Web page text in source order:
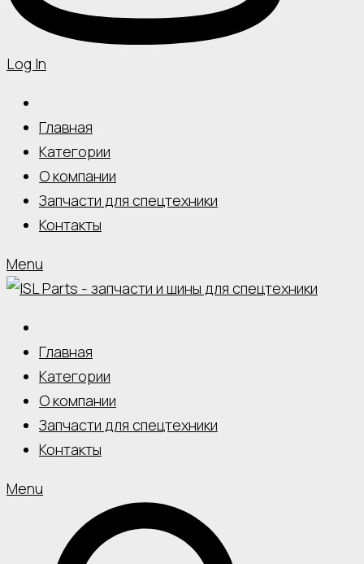
Log In
Главная
Категории
О компании
Запчасти для спецтехники
Контакты
Menu
Главная
Категории
О компании
Запчасти для спецтехники
Контакты
Menu